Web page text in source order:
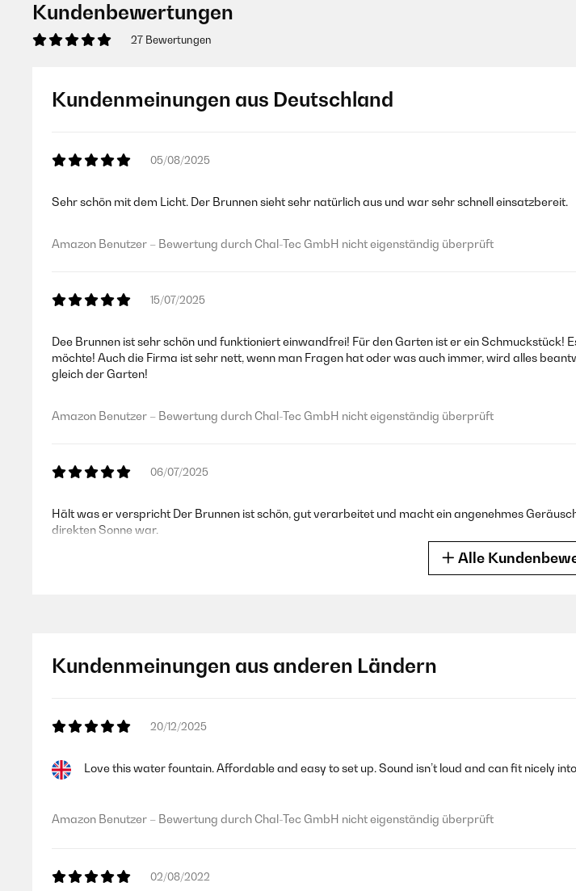
Kundenbewertungen
27 Bewertungen
Kundenmeinungen aus Deutschland
05/08/2025
Sehr schön mit dem Licht. Der Brunnen sieht sehr natürlich aus und war sehr schnell einsatzbereit.
Amazon Benutzer – Bewertung durch Chal-Tec GmbH nicht eigenständig überprüft
15/07/2025
Dee Brunnen ist sehr schön und funktioniert einwandfrei! Für den Garten ist er ein
möchte! Auch die Firma ist sehr nett, wenn man Fragen hat oder was auch immer, wird alles
gleich der Garten!
Amazon Benutzer – Bewertung durch Chal-Tec GmbH nicht eigenständig überprüft
06/07/2025
Hält was er verspricht Der Brunnen ist schön, gut verarbeitet und macht ein angenehmes
direkten Sonne war.
Amazon Benutzer – Bewertung durch Chal-Tec GmbH nicht eigenständig überprüft
Wunderschöner Brunnen mit toller Funktion!Der Blumfeldt Mystic Tree Solarbrunnen hat mich
Brunnen ein echter Hingucker: Die Holzoptik sieht sehr hochwertig aus und passt perfekt in
Alle
Kundenmeinungen aus anderen Ländern
20/12/2025
Love this water fountain. Affordable and easy to set up. Sound isn’t loud and can fit nicely
Amazon Benutzer – Bewertung durch Chal-Tec GmbH nicht eigenständig überprüft
02/08/2022